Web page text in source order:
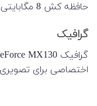
حافظه کش 8 مگابایتی و 4 هسته است.
گرافیک
اختصاصی برای